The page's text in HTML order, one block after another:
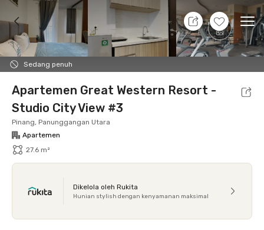
+9
Sedang penuh
10 Agt 26 - Belum tahu
Foto Fasilitas bersama Lokasi Aturan
Apartemen Great Western Resort -
Studio City View #3
Pinang, Panunggangan Utara
Apartemen
27.6 m²
Dikelola oleh Rukita
Hunian stylish dengan kenyamanan maksimal